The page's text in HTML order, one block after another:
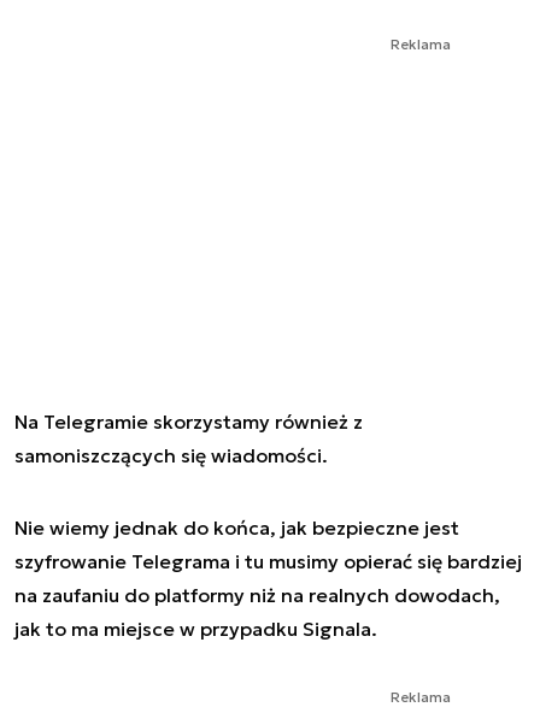
Reklama
Na Telegramie skorzystamy również z
samoniszczących się wiadomości.
Nie wiemy jednak do końca, jak bezpieczne jest
szyfrowanie Telegrama i tu musimy opierać się bardziej
na zaufaniu do platformy niż na realnych dowodach,
jak to ma miejsce w przypadku Signala.
Reklama